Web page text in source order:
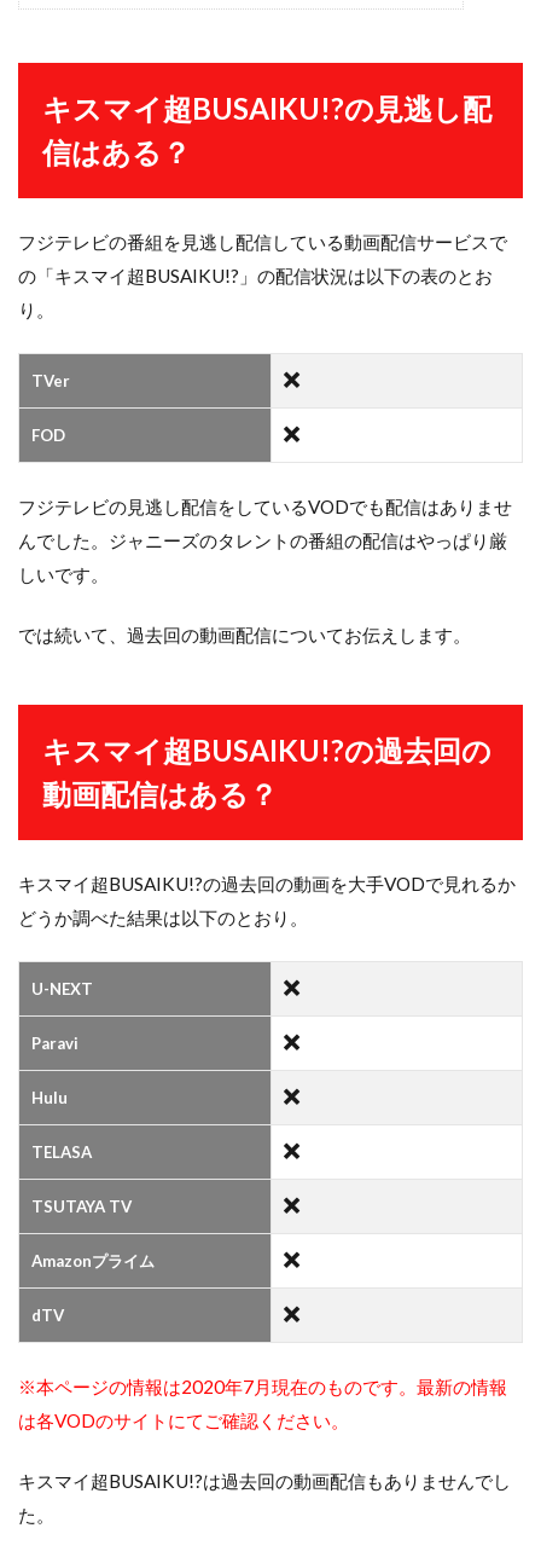
キスマイ超BUSAIKU!?の見逃し配
信はある？
フジテレビの番組を見逃し配信している動画配信サービスで
の「キスマイ超BUSAIKU!?」の配信状況は以下の表のとお
り。
TVer
FOD
フジテレビの見逃し配信をしているVODでも配信はありませ
んでした。ジャニーズのタレントの番組の配信はやっぱり厳
しいです。
では続いて、過去回の動画配信についてお伝えします。
キスマイ超BUSAIKU!?の過去回の
動画配信はある？
キスマイ超BUSAIKU!?の過去回の動画を大手VODで見れるか
どうか調べた結果は以下のとおり。
U-NEXT
Paravi
Hulu
TELASA
TSUTAYA TV
Amazonプライム
dTV
※本ページの情報は2020年7月現在のものです。最新の情報
は各VODのサイトにてご確認ください。
キスマイ超BUSAIKU!?は過去回の動画配信もありませんでし
た。